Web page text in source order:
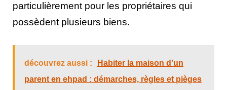
particulièrement pour les propriétaires qui
possèdent plusieurs biens.
découvrez aussi :
Habiter la maison d'un
parent en ehpad : démarches, règles et pièges